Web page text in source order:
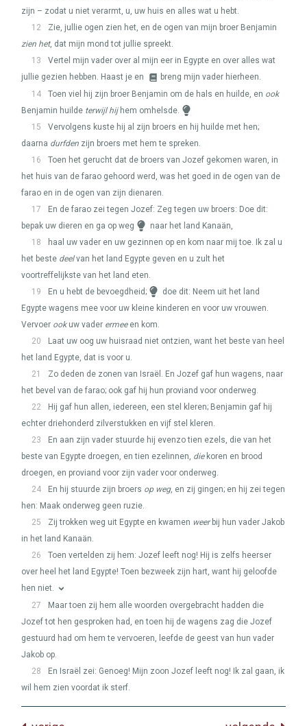
zijn – zodat u niet verarmt, u, uw huis en alles wat u hebt.
12
Zie, jullie ogen zien het, en de ogen van mijn broer Benjamin
zien het, dat mijn mond tot jullie spreekt.
13
Vertel mijn vader over al mijn eer in Egypte en over alles wat
jullie gezien hebben. Haast je en
breng mijn vader hierheen.
14
Toen viel hij zijn broer Benjamin om de hals en huilde, en ook
Benjamin huilde terwijl hijhem omhelsde.
15
Vervolgens kuste hij al zijn broers en hij huilde met hen;
daarna durfden zijn broers met hem te spreken.
16
Toen het gerucht dat de broers van Jozef gekomen waren, in
het huis van de farao gehoord werd, was het goed in de ogen van de
farao en in de ogen van zijn dienaren.
17
En de farao zei tegen Jozef: Zeg tegen uw broers: Doe dit:
bepak uw dieren en ga op weg
naar het land Kanaän,
18
haal uw vader en uw gezinnen op en kom naar mij toe. Ik zal u
het beste deelvan het land Egypte geven en u zult het
voortreffelijkste van het land eten.
19
En u hebt de bevoegdheid;
doe dit: Neem uit het land
Egypte wagens mee voor uw kleine kinderen en voor uw vrouwen.
Vervoer ookuw vader ermeeen kom.
20
Laat uw oog uw huisraad niet ontzien, want het beste van heel
het land Egypte, dat is voor u.
21
Zo deden de zonen van Israël. En Jozef gaf hun wagens, naar
het bevel van de farao; ook gaf hij hun proviand voor onderweg.
22
Hij gaf hun allen, iedereen, een stel kleren; Benjamin gaf hij
echter driehonderd zilverstukken en vijf stel kleren.
23
En aan zijn vader stuurde hij evenzo tien ezels, die van het
beste van Egypte droegen, en tien ezelinnen, diekoren en brood
droegen, en proviand voor zijn vader voor onderweg.
24
En hij stuurde zijn broers op weg, en zij gingen; en hij zei tegen
hen: Maak onderweg geen ruzie.
25
Zij trokken weg uit Egypte en kwamen weerbij hun vader Jakob
in het land Kanaän.
26
Toen vertelden zij hem: Jozef leeft nog! Hij is zelfs heerser
over heel het land Egypte! Toen bezweek zijn hart, want hij geloofde
hen niet.
27
Maar toen zij hem alle woorden overgebracht hadden die
Jozef tot hen gesproken had, en toen hij de wagens zag die Jozef
gestuurd had om hem te vervoeren, leefde de geest van hun vader
Jakob op.
28
En Israël zei: Genoeg! Mijn zoon Jozef leeft nog! Ik zal gaan, ik
wil hem zien voordat ik sterf.